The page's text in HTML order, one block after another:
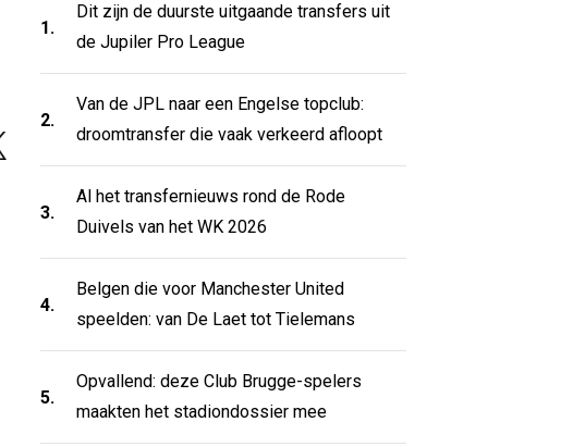
1.
Dit zijn de duurste uitgaande transfers uit
de Jupiler Pro League
2.
Van de JPL naar een Engelse topclub:
droomtransfer die vaak verkeerd afloopt
3.
Al het transfernieuws rond de Rode
Duivels van het WK 2026
4.
Belgen die voor Manchester United
speelden: van De Laet tot Tielemans
5.
Opvallend: deze Club Brugge-spelers
maakten het stadiondossier mee